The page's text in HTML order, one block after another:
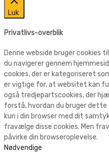
Luk
Privatlivs-overblik
Denne webside bruger cookies
du navigerer gennem
cookies, der er kategoriseret
er vigtige for, at websitet kan
også tredjepartscookies, der
forstå, hvordan du bruger dette
kun i din browser med dit
fravælge disse cookies. Men
påvirke din browseroplevelse.
Nødvendige